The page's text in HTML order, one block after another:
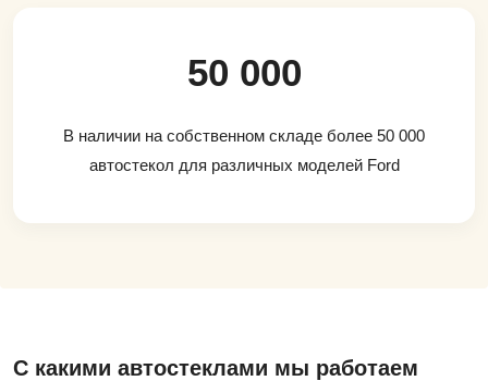
50 000
В наличии на собственном складе более 50 000
автостекол для различных моделей Ford
С какими автостеклами мы работаем